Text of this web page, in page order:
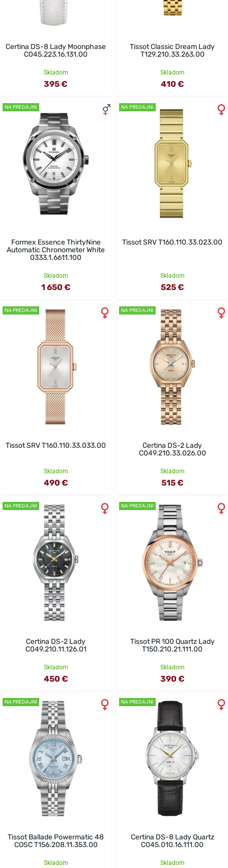
Certina DS-8 Lady Moonphase
C045.223.16.131.00
Skladom
395 €
Tissot Classic Dream Lady
T129.210.33.263.00
Skladom
410 €
NA PREDAJNI
Formex Essence ThirtyNine
Automatic Chronometer White
0333.1.6611.100
Skladom
1 650 €
NA PREDAJNI
Tissot SRV T160.110.33.023.00
Skladom
525 €
NA PREDAJNI
Tissot SRV T160.110.33.033.00
Skladom
490 €
NA PREDAJNI
Certina DS-2 Lady
C049.210.33.026.00
Skladom
515 €
NA PREDAJNI
Certina DS-2 Lady
C049.210.11.126.01
Skladom
450 €
NA PREDAJNI
Tissot PR 100 Quartz Lady
T150.210.21.111.00
Skladom
390 €
NA PREDAJNI
Tissot Ballade Powermatic 48
COSC T156.208.11.353.00
Skladom
NA PREDAJNI
Certina DS-8 Lady Quartz
C045.010.16.111.00
Skladom